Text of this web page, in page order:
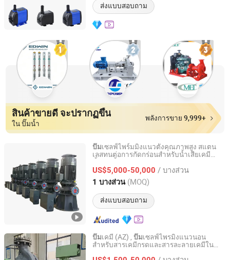
ส่งแบบสอบถาม
สินค้าขายดี จะปรากฏขึ้น
ใน ปั๊มน้ำ
พลังการขาย 9,999+
ปั๊มเซลฟ์ไพร์มมิ่งแนวตั้งคุณภาพสูง สแตน
เลสทนต่อการกัดกร่อนสำหรับน้ำเสียเคมี
US$5,000-50,000 / บางส่วน
1 บางส่วน (MOQ)
ส่งแบบสอบถาม
Jiangsu South Pump Group Co., Ltd.
Jiangsu, China อัตราจาก 2025
ปั๊มเคมี (AZ) , ปั๊มเซลฟ์ไพรมิงแนวนอน
สำหรับสารเคมีกรดและสารละลายเคมีใน
Jiangsu Haishi Pumps Manufacturing Co., Ltd.